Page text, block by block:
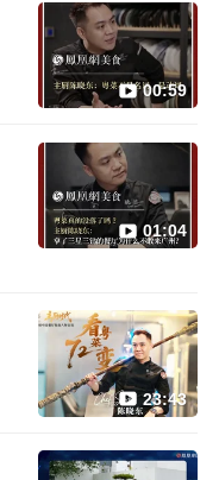
00:59
01:04
23:43